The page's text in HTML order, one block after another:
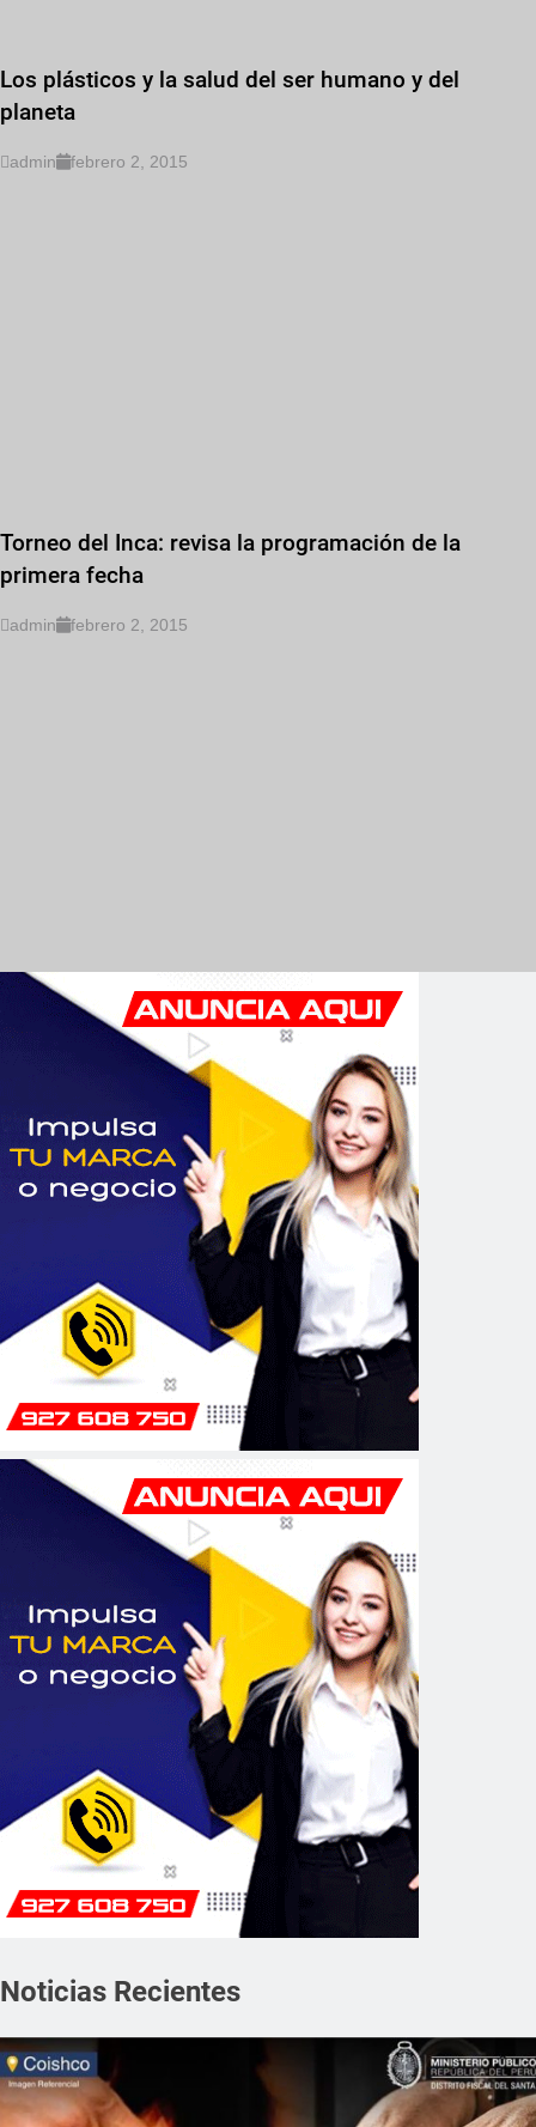
Los plásticos y la salud del ser humano y del
planeta
admin febrero 2, 2015
Torneo del Inca: revisa la programación de la
primera fecha
admin febrero 2, 2015
Noticias Recientes